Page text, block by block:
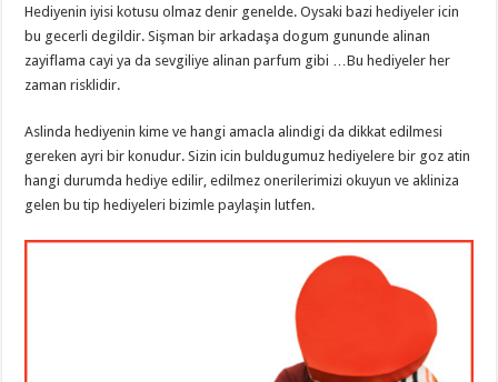
Hediyenin iyisi kotusu olmaz denir genelde. Oysaki bazi hediyeler icin
bu gecerli degildir. Sişman bir arkadaşa dogum gununde alinan
zayiflama cayi ya da sevgiliye alinan parfum gibi …Bu hediyeler her
zaman risklidir.
Aslinda hediyenin kime ve hangi amacla alindigi da dikkat edilmesi
gereken ayri bir konudur. Sizin icin buldugumuz hediyelere bir goz atin
hangi durumda hediye edilir, edilmez onerilerimizi okuyun ve akliniza
gelen bu tip hediyeleri bizimle paylaşin lutfen.